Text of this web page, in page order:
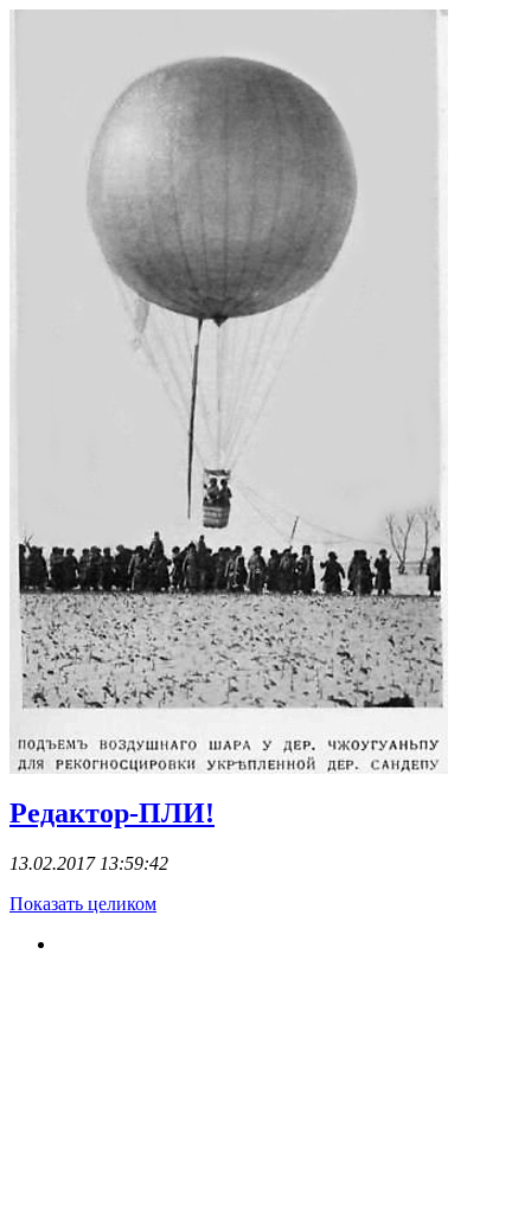
Редактор-ПЛИ!
13.02.2017 13:59:42
Показать целиком